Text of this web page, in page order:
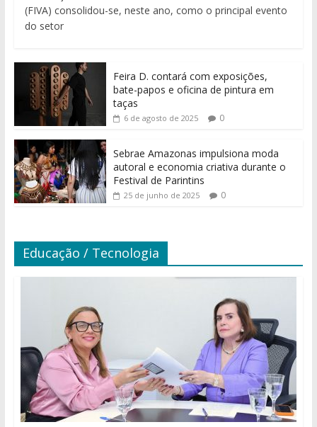
(FIVA) consolidou-se, neste ano, como o principal evento
do setor
Feira D. contará com exposições,
bate-papos e oficina de pintura em
taças
6 de agosto de 2025 0
Sebrae Amazonas impulsiona moda
autoral e economia criativa durante o
Festival de Parintins
25 de junho de 2025 0
Educação / Tecnologia